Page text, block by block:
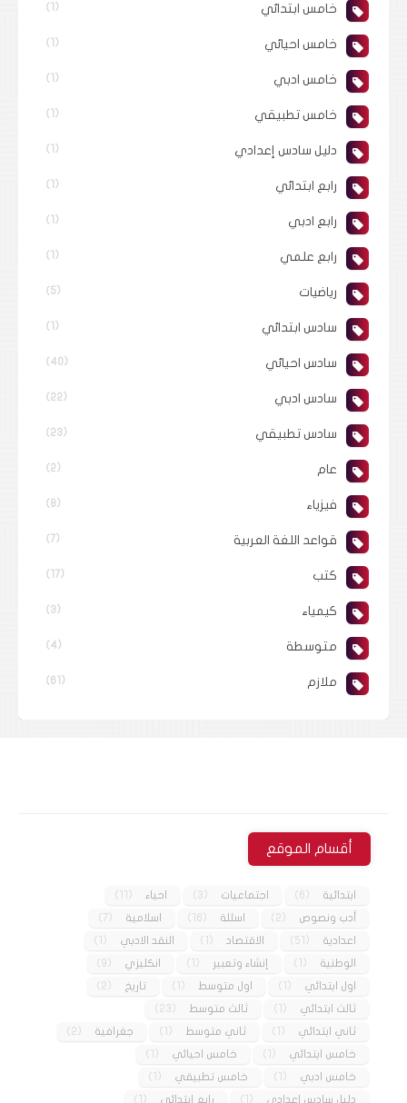
خامس ابتدائي (1)
خامس احيائي (1)
خامس ادبي (1)
خامس تطبيقي (1)
دليل سادس إعدادي (1)
رابع ابتدائي (1)
رابع ادبي (1)
رابع علمي (1)
رياضيات (5)
سادس ابتدائي (1)
سادس احيائي (40)
سادس ادبي (22)
سادس تطبيقي (23)
عام (2)
فيزياء (8)
قواعد اللغة العربية (7)
كتب (17)
كيمياء (3)
متوسطة (4)
ملازم (61)
أقسام الموقع
ابتدائية (6) اجتماعيات (3) احياء (11)
أدب ونصوص (2) اسئلة (16) اسلامية (7)
اعدادية (51) الاقتصاد (1) النقد الادبي (1)
الوطنية (1) إنشاء وتعبير (1) انكليزي (9)
اول ابتدائي (1) اول متوسط (1) تاريخ (2)
ثالث ابتدائي (1) ثالث متوسط (23)
ثاني ابتدائي (1) ثاني متوسط (1) جغرافية (2)
خامس ابتدائي (1) خامس احيائي (1)
خامس ادبي (1) خامس تطبيقي (1)
دليل سادس إعدادي (1) رابع ابتدائي (1)